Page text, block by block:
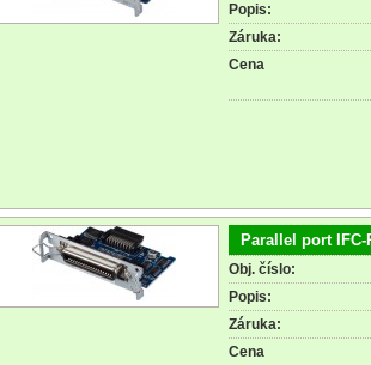
Popis:
Záruka:
Cena
Parallel port IFC-
Obj. číslo:
Popis:
Záruka:
Cena